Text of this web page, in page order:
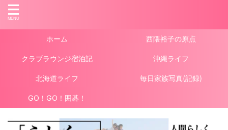
ホーム 西隈裕子の原点
クラブラウンジ宿泊記 沖縄ライフ
北海道ライフ 毎日家族写真(記録)
GO！GO！囲碁！